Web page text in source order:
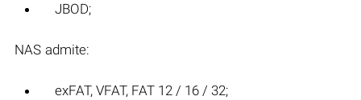
JBOD;
NAS admite:
exFAT, VFAT, FAT 12 / 16 / 32;